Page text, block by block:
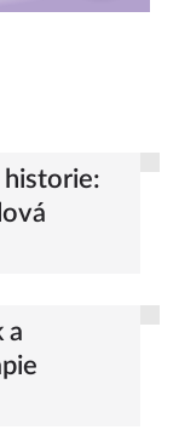
historie:
a